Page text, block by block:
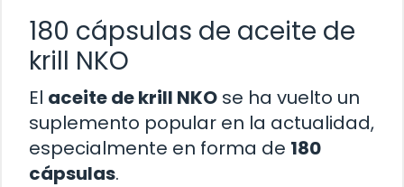
180 cápsulas de aceite de
krill NKO
El aceite de krill NKO se ha vuelto un
suplemento popular en la actualidad,
especialmente en forma de 180
cápsulas.